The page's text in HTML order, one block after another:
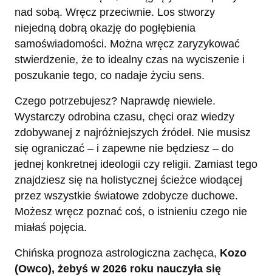
nad sobą. Wręcz przeciwnie. Los stworzy
niejedną dobrą okazję do pogłębienia
samoświadomości. Można wręcz zaryzykować
stwierdzenie, że to idealny czas na wyciszenie i
poszukanie tego, co nadaje życiu sens.
Czego potrzebujesz? Naprawdę niewiele.
Wystarczy odrobina czasu, chęci oraz wiedzy
zdobywanej z najróżniejszych źródeł. Nie musisz
się ograniczać – i zapewne nie będziesz – do
jednej konkretnej ideologii czy religii. Zamiast tego
znajdziesz się na holistycznej ścieżce wiodącej
przez wszystkie światowe zdobycze duchowe.
Możesz wręcz poznać coś, o istnieniu czego nie
miałaś pojęcia.
Chińska prognoza astrologiczna zachęca, Kozo
(Owco), żebyś w 2026 roku nauczyła się